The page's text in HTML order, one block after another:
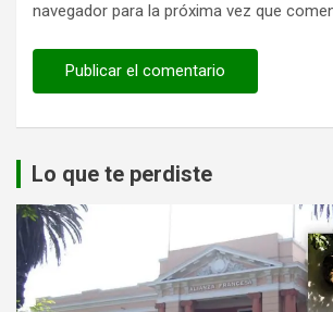
navegador para la próxima vez que
Lo que te perdiste